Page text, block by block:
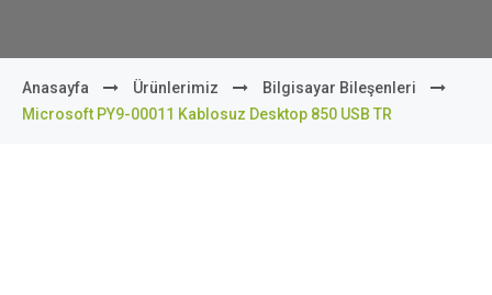
Anasayfa Ürünlerimiz
Bilgisayar Bileşenleri
Microsoft PY9-00011 Kablosuz Desktop 850 USB TR